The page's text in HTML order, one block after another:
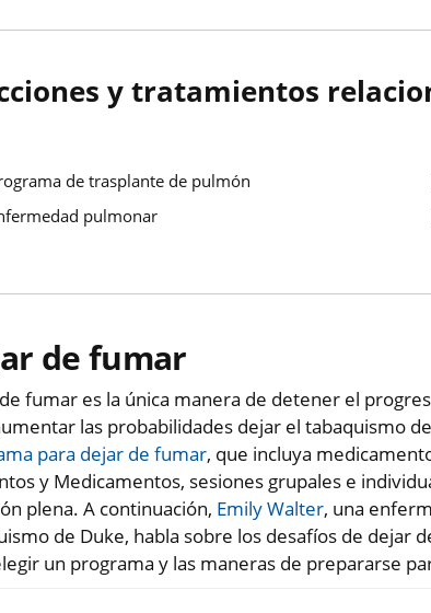
y tratamientos
de trasplante de pulmón
pulmonar
de fumar
fumar es la única manera de detener el
las probabilidades dejar el tabaquismo
para dejar de fumar, que incluya
y Medicamentos, sesiones grupales e
plena. A continuación, Emily Walter, una
de Duke, habla sobre los desafíos de dejar
un programa y las maneras de prepararse